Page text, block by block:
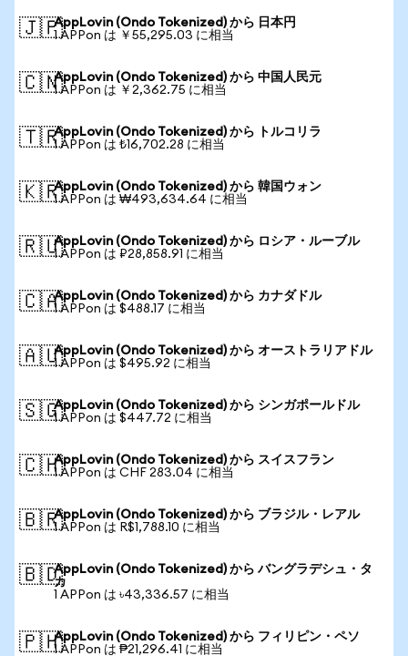
🇯🇵AppLovin (Ondo Tokenized) から 日本円
1 APPon は ￥55,295.03 に相当
🇨🇳AppLovin (Ondo Tokenized) から 中国人民元
1 APPon は ￥2,362.75 に相当
🇹🇷AppLovin (Ondo Tokenized) から トルコリラ
1 APPon は ₺16,702.28 に相当
🇰🇷AppLovin (Ondo Tokenized) から 韓国ウォン
1 APPon は ₩493,634.64 に相当
🇷🇺AppLovin (Ondo Tokenized) から ロシア・ルーブル
1 APPon は ₽28,858.91 に相当
🇨🇦AppLovin (Ondo Tokenized) から カナダドル
1 APPon は $488.17 に相当
🇦🇺AppLovin (Ondo Tokenized) から オーストラリアドル
1 APPon は $495.92 に相当
🇸🇬AppLovin (Ondo Tokenized) から シンガポールドル
1 APPon は $447.72 に相当
🇨🇭AppLovin (Ondo Tokenized) から スイスフラン
1 APPon は CHF 283.04 に相当
🇧🇷AppLovin (Ondo Tokenized) から ブラジル・レアル
1 APPon は R$1,788.10 に相当
🇧🇩AppLovin (Ondo Tokenized) から バングラデシュ・タ
カ
1 APPon は ৳43,336.57 に相当
🇵🇭AppLovin (Ondo Tokenized) から フィリピン・ペソ
1 APPon は ₱21,296.41 に相当